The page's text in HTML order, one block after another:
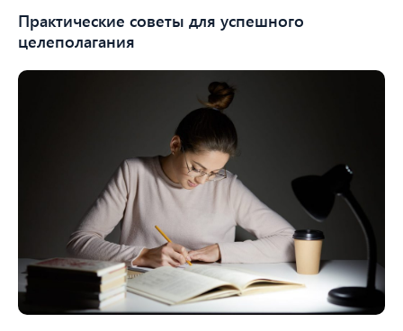
Практические советы для успешного
целеполагания